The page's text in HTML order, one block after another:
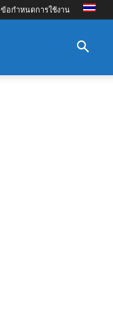
ข้อกำหนดการใช้งาน